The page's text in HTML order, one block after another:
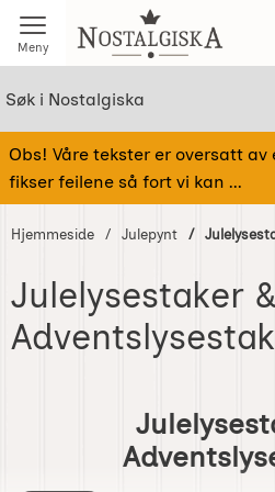
Meny Startsiden for
Obs! Våre tekster er oversatt
fikser feilene så fort vi kan ...
Hjemmeside Julepynt
Julelysestaker &